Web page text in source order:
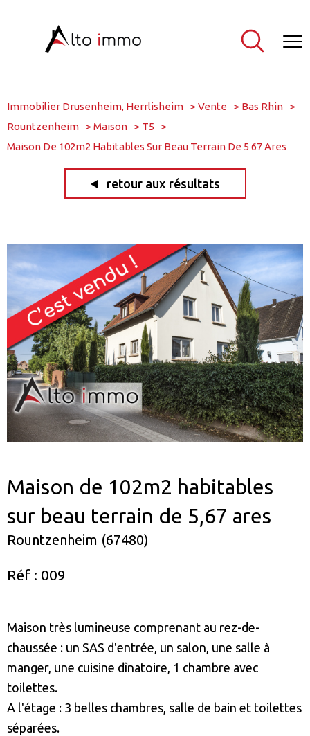
Immobilier Drusenheim, Herrlisheim Vente
Bas Rhin
Rountzenheim
Maison
T5
Maison De 102m2 Habitables Sur Beau Terrain De 5 67 Ares
retour aux résultats
Maison de 102m2 habitables
sur beau terrain de 5,67 ares
Rountzenheim (67480)
Réf : 009
Maison très lumineuse comprenant au rez-de-
chaussée : un SAS d'entrée, un salon, une salle à
manger, une cuisine dînatoire, 1 chambre avec
toilettes.
A l'étage : 3 belles chambres, salle de bain et toilettes
séparées.